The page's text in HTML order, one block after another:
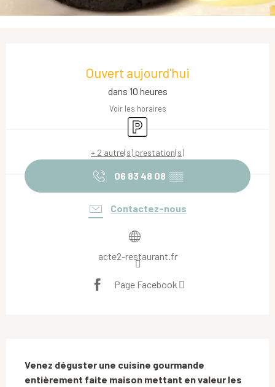
Ouvert aujourd'hui
dans 10 heures
Voir les horaires
Parking
+ 2 autre(s) prestation(s)
06 83 48 08 ▒▒
Contactez-nous
acte2-restaurant.fr
Page Facebook
Venez déguster une cuisine gourmande
entièrement faite maison mettant en valeur les